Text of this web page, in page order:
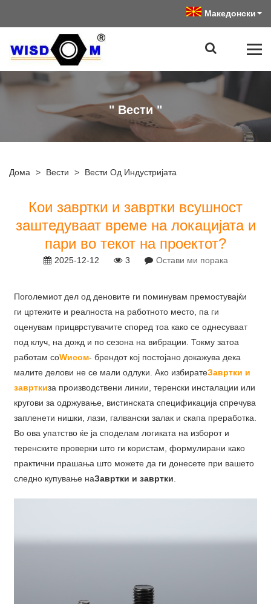
Македонски
" Вести "
Дома > Вести > Вести Од Индустријата
Кои завртки и завртки всушност
заштедуваат време на локацијата и
пари во текот на проектот?
2025-12-12 3 Остави ми порака
Поголемиот дел од деновите ги поминувам премостувајќи
ги цртежите и реалноста на работното место, па ги
оценувам прицврстувачите според тоа како се однесуваат
под клуч, на дожд и по сезона на вибрации. Токму затоа
работам соWисом- брендот кој постојано докажува дека
малите делови не се мали одлуки. Ако избиратеЗавртки и
заврткиза производствени линии, теренски инсталации или
кругови за одржување, вистинската спецификација спречува
запленети нишки, лази, галвански залак и скапа преработка.
Во ова упатство ќе ја споделам логиката на изборот и
теренските проверки што ги користам, формулирани како
практични прашања што можете да ги донесете при вашето
следно купување наЗавртки и завртки